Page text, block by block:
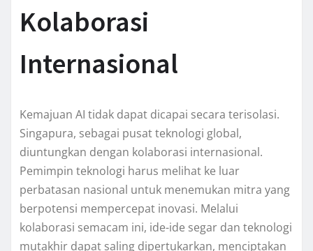
Kolaborasi
Internasional
Kemajuan AI tidak dapat dicapai secara terisolasi.
Singapura, sebagai pusat teknologi global,
diuntungkan dengan kolaborasi internasional.
Pemimpin teknologi harus melihat ke luar
perbatasan nasional untuk menemukan mitra yang
berpotensi mempercepat inovasi. Melalui
kolaborasi semacam ini, ide-ide segar dan teknologi
mutakhir dapat saling dipertukarkan, menciptakan